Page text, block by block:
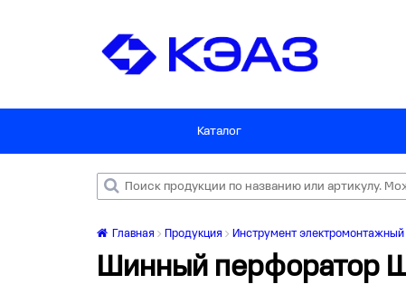
Каталог
Главная Продукция Инструмент электромонтажный
Шинный перфоратор